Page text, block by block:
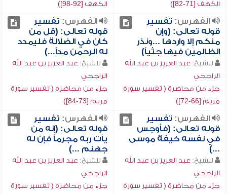
الكهف [71-82]) الكهف [92-98])
الفهرس: تفسير
قوله تعالى: (وإن
منكم إلا واردها ...ونذر
الظالمين فيها جثياً)
للشيخ: عبد العزيز بن عبد الله
الراجحي
جزء من محاضرة ( تفسير سورة
مريم [66-72])
الفهرس: تفسير
قوله تعالى: (قل من
كان في الضلالة فليمدد
له الرحمن مداً...)
للشيخ: عبد العزيز بن عبد الله
الراجحي
جزء من محاضرة ( تفسير سورة
مريم [73-84])
الفهرس: تفسير
قوله تعالى: (فأوجس
في نفسه خيفة موسى
...)
للشيخ: عبد العزيز بن عبد الله
الراجحي
جزء من محاضرة ( تفسير سورة
الفهرس: تفسير
قوله تعالى: (إنه من
يأت ربه مجرماً فإن له
جهنم ...)
للشيخ: عبد العزيز بن عبد الله
الراجحي
جزء من محاضرة ( تفسير سورة